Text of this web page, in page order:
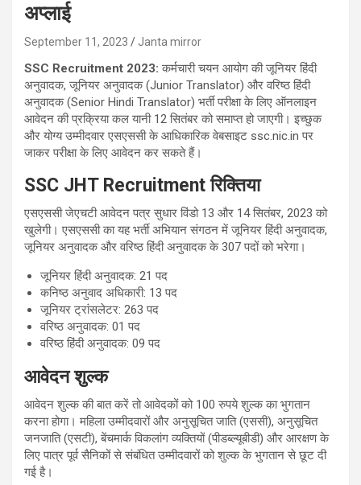
अप्लाई
September 11, 2023 Janta mirror
SSC Recruitment 2023:कर्मचारी चयन आयोग की जूनियर हिंदी
अनुवादक, जूनियर अनुवादक (Junior Translator) और वरिष्ठ हिंदी
अनुवादक (Senior Hindi Translator) भर्ती परीक्षा के लिए ऑनलाइन
आवेदन की प्रक्रिया कल यानी 12 सितंबर को समाप्त हो जाएगी। इच्छुक
और योग्य उम्मीदवार एसएससी के आधिकारिक वेबसाइट ssc.nic.in पर
जाकर परीक्षा के लिए आवेदन कर सकते हैं।
SSC JHT Recruitmentरिक्तिया
एसएससी जेएचटी आवेदन पत्र सुधार विंडो 13 और 14 सितंबर, 2023 को
खुलेगी। एसएससी का यह भर्ती अभियान संगठन में जूनियर हिंदी अनुवादक,
जूनियर अनुवादक और वरिष्ठ हिंदी अनुवादक के 307 पदों को भरेगा।
जूनियर हिंदी अनुवादक: 21 पद
कनिष्ठ अनुवाद अधिकारी: 13 पद
जूनियर ट्रांसलेटर: 263 पद
वरिष्ठ अनुवादक: 01 पद
वरिष्ठ हिंदी अनुवादक: 09 पद
आवेदन शुल्क
आवेदन शुल्‍क की बात करें तो आवेदकों को 100 रुपये शुल्क का भुगतान
करना होगा। महिला उम्मीदवारों और अनुसूचित जाति (एससी), अनुसूचित
जनजाति (एसटी), बेंचमार्क विकलांग व्यक्तियों (पीडब्ल्यूबीडी) और आरक्षण के
लिए पात्र पूर्व सैनिकों से संबंधित उम्मीदवारों को शुल्क के भुगतान से छूट दी
गई है।